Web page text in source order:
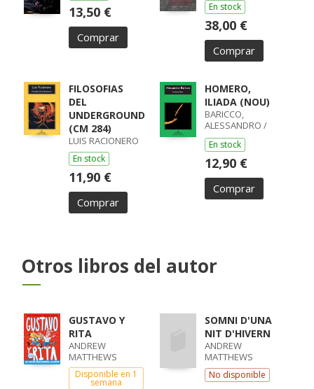
13,50 €
Comprar
En stock
38,00 €
Comprar
FILOSOFIAS
DEL
UNDERGROUND
(CM 284)
LUIS RACIONERO
En stock
11,90 €
Comprar
HOMERO,
ILIADA (NOU)
BARICCO,
ALESSANDRO /
ALESSANDRO
BARICCO
En stock
12,90 €
Comprar
Otros libros del autor
GUSTAVO Y
RITA
ANDREW
MATTHEWS
Disponible en 1
semana
SOMNI D'UNA
NIT D'HIVERN
ANDREW
MATTHEWS
No disponible